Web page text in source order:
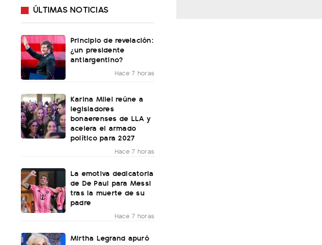
ÚLTIMAS NOTICIAS
Principio de revelación:
¿un presidente
antiargentino?
Hace 7 horas
Karina Milei reúne a
legisladores
bonaerenses de LLA y
acelera el armado
político para 2027
Hace 7 horas
La emotiva dedicatoria
de De Paul para Messi
tras la muerte de su
padre
Hace 7 horas
Mirtha Legrand apuró